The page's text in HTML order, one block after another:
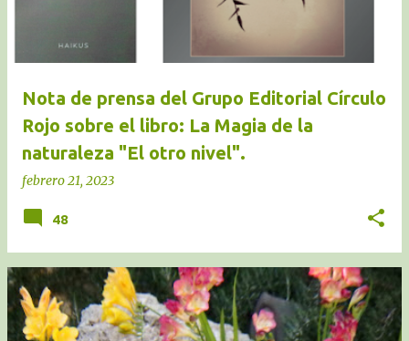
Nota de prensa del Grupo Editorial Círculo
Rojo sobre el libro: La Magia de la
naturaleza "El otro nivel".
febrero 21, 2023
48